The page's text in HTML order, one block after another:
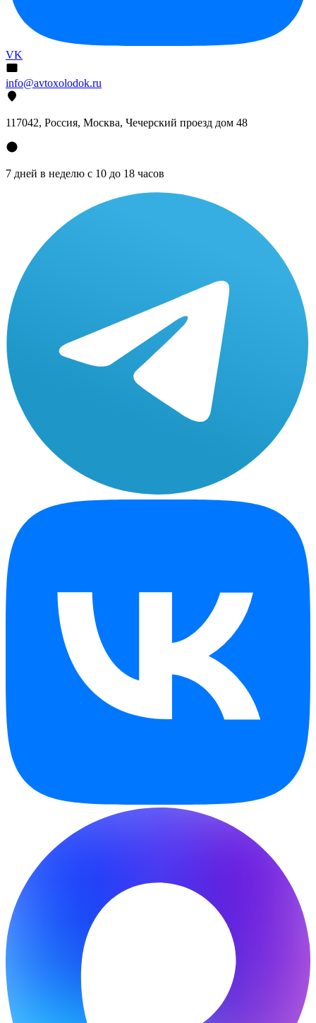
VK
info@avtoxolodok.ru
117042, Россия, Москва, Чечерский проезд дом 48
7 дней в неделю с 10 до 18 часов